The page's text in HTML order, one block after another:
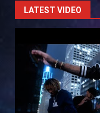
LATEST VIDEO